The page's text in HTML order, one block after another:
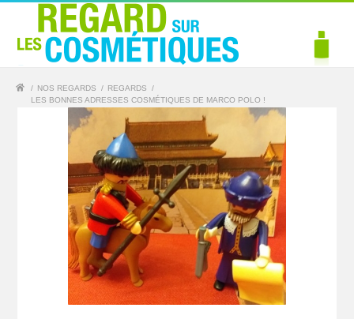
/ NOS REGARDS / REGARDS
/
LES BONNES ADRESSES COSMÉTIQUES DE MARCO POLO !